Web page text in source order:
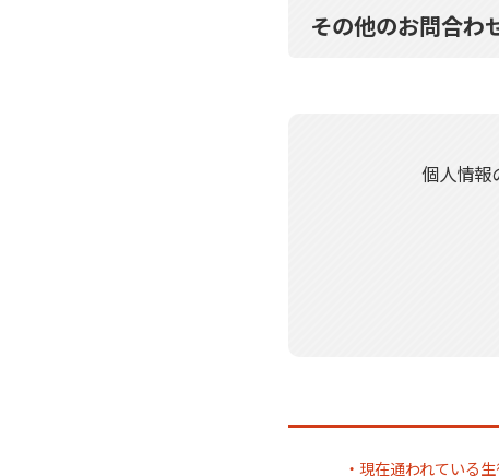
その他のお問合わ
個人情報
・現在通われている